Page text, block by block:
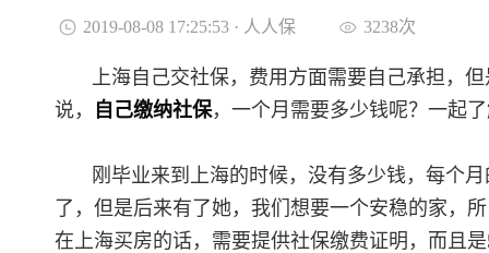
2019-08-08 17:25:53 · 人人保 3238次
上海自己交社保，费用方面需要自己承担，
说，
自己缴纳社保，一个月需要多少钱呢？一起
刚毕业来到上海的时候，没有多少钱，每个
了，但是后来有了她，我们想要一个安稳的家，
在上海买房的话，需要提供社保缴费证明，而且